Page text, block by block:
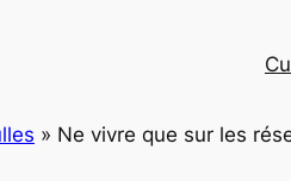
» Ne vivre que sur les